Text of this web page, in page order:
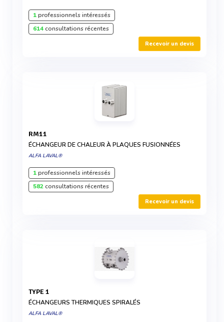
1professionnels intéressés
614consultations récentes
Recevoir un devis
RM11
ÉCHANGEUR DE CHALEUR À PLAQUES FUSIONNÉES
ALFA LAVAL®
1professionnels intéressés
582consultations récentes
Recevoir un devis
TYPE 1
ÉCHANGEURS THERMIQUES SPIRALÉS
ALFA LAVAL®